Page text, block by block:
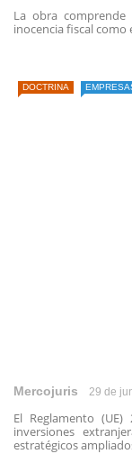
La obra
inocencia fiscal como
DOCTRINA
Mercojuris 29 de
El Reglamento
inversiones
estratégicos